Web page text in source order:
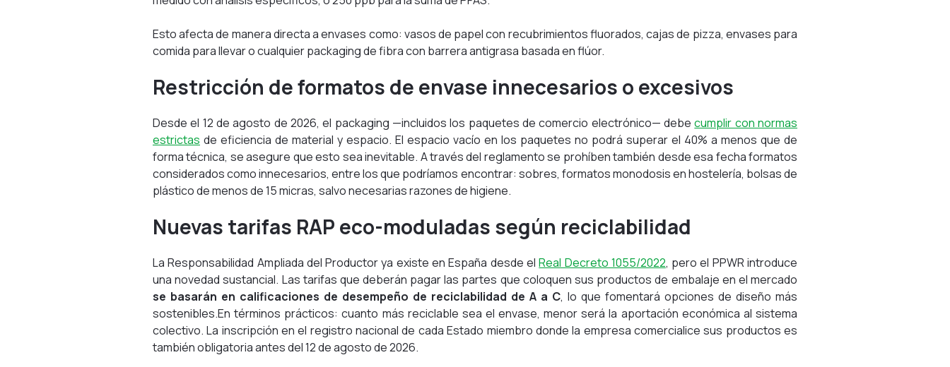
Esto afecta de manera directa a envases como: vasos de papel con recubrimientos fluorados, cajas de pizza, envases para
comida para llevar o cualquier packaging de fibra con barrera antigrasa basada en flúor.
Restricción de formatos de envase innecesarios o excesivos
Desde el 12 de agosto de 2026, el packaging —incluidos los paquetes de comercio electrónico— debecumplir con normas
estrictas de eficiencia de material y espacio. El espacio vacío en los paquetes no podrá superar el 40% a menos que de
forma técnica, se asegure que esto sea inevitable. A través del reglamento se prohíben también desde esa fecha formatos
considerados como innecesarios, entre los que podríamos encontrar: sobres, formatos monodosis en hostelería, bolsas de
plástico de menos de 15 micras, salvo necesarias razones de higiene.
Nuevas tarifas RAP eco-moduladas según reciclabilidad
La Responsabilidad Ampliada del Productor ya existe en España desde elReal Decreto 1055/2022, pero el PPWR introduce
una novedad sustancial. Las tarifas que deberán pagar las partes que coloquen sus productos de embalaje en el mercado
se basarán en calificaciones de desempeño de reciclabilidad de A a C, lo que fomentará opciones de diseño más
sostenibles.En términos prácticos: cuanto más reciclable sea el envase, menor será la aportación económica al sistema
colectivo. La inscripción en el registro nacional de cada Estado miembro donde la empresa comercialice sus productos es
también obligatoria antes del 12 de agosto de 2026.